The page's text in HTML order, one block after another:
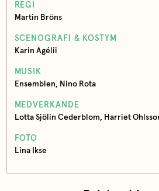
REGI
Martin Bröns
SCENOGRAFI & KOSTYM
Karin Agélii
MUSIK
Ensemblen, Nino Rota
MEDVERKANDE
Lotta Sjölin Cederblom, Harriet
FOTO
Lina Ikse